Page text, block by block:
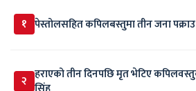
१ पेस्तोलसहित कपिलबस्तुमा तीन जना पक्राउ
२ हराएको तीन दिनपछि मृत भेटिए